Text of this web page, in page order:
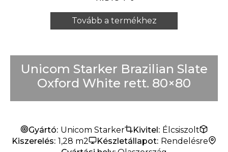
Tovább a termékhez
Unicom Starker Brazilian Slate
Oxford White rett. 80×80
Gyártó: Unicom Starker Kivitel: Élcsiszolt
Kiszerelés: 1,28 m2 Készletállapot: Rendelésre